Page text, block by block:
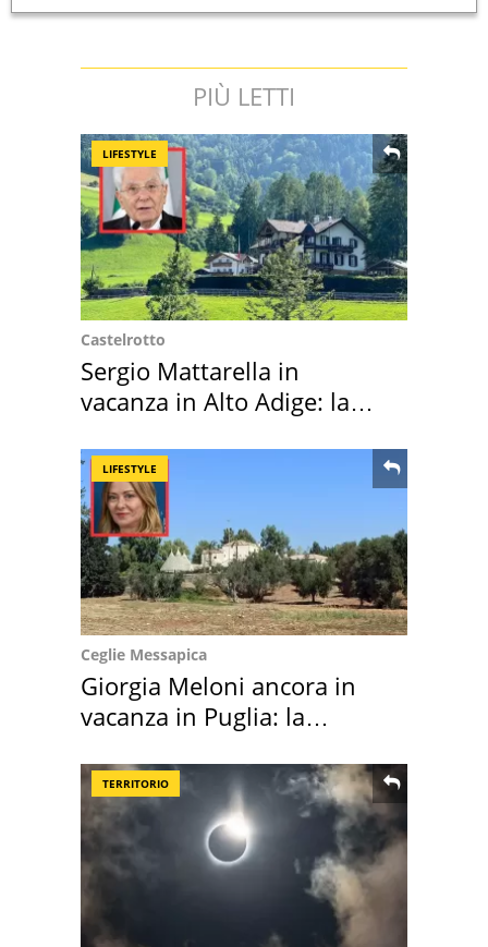
PIÙ LETTI
LIFESTYLE
Castelrotto
Sergio Mattarella in
vacanza in Alto Adige: la
LIFESTYLE
Ceglie Messapica
Giorgia Meloni ancora in
vacanza in Puglia: la
TERRITORIO